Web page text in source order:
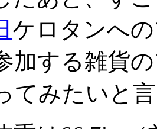
ケロタンへ
加する雑貨
てみたいと